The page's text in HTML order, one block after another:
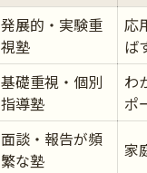
発展的・実験重
視塾
応
ば
基礎重視・個別
指導塾
わ
ポ
面談・報告が頻
繁な塾
家